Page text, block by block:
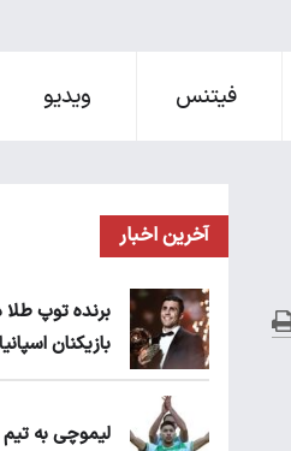
فیتنس ویدیو
آخرین اخبار
برنده توپ طلا
بازیکنان
لیموچی به